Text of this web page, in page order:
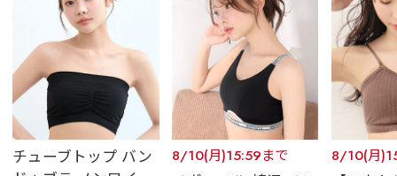
チューブトップ バン
8/10(月)15:59まで 8/10(月